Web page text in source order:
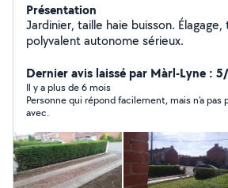
Présentation
Jardinier, taille haie buisson.
polyvalent autonome sérieux.
Dernier avis laissé par Màrl-Lyne :
Il y a plus de 6 mois
Personne qui répond facilement, mais n’a pas
avec.